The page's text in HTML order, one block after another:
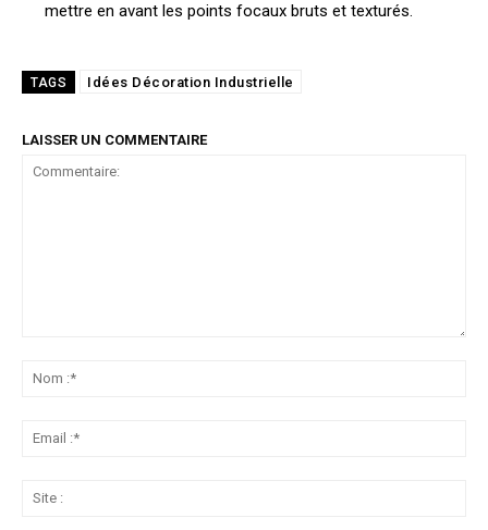
mettre en avant les points focaux bruts et texturés.
TAGS Idées Décoration Industrielle
LAISSER UN COMMENTAIRE